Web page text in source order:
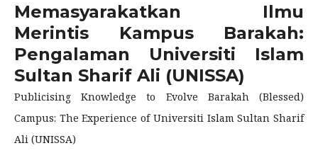
Memasyarakatkan Ilmu
Merintis Kampus Barakah:
Pengalaman Universiti Islam
Sultan Sharif Ali (UNISSA)
Publicising Knowledge to Evolve Barakah (Blessed)
Campus: The Experience of Universiti Islam Sultan Sharif
Ali (UNISSA)